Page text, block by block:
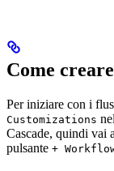
Come
Per iniziare con i
Customizations
Cascade, quindi vai
pulsante +